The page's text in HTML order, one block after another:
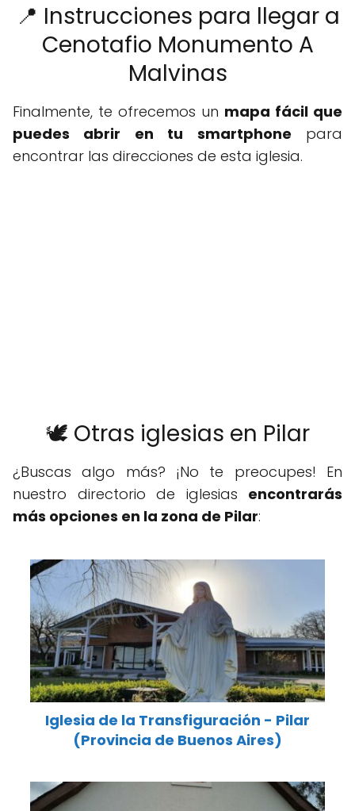
📍 Instrucciones para llegar a
Cenotafio Monumento A
Malvinas
Finalmente, te ofrecemos un mapa fácil que
puedes abrir en tu smartphone para
encontrar las direcciones de esta iglesia.
🕊️ Otras iglesias en Pilar
¿Buscas algo más? ¡No te preocupes! En
nuestro directorio de iglesias encontrarás
más opciones en la zona de Pilar:
Iglesia de la Transfiguración - Pilar
(Provincia de Buenos Aires)